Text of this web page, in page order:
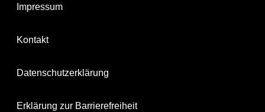
Impressum
Kontakt
Datenschutzerklärung
Erklärung zur Barrierefreiheit